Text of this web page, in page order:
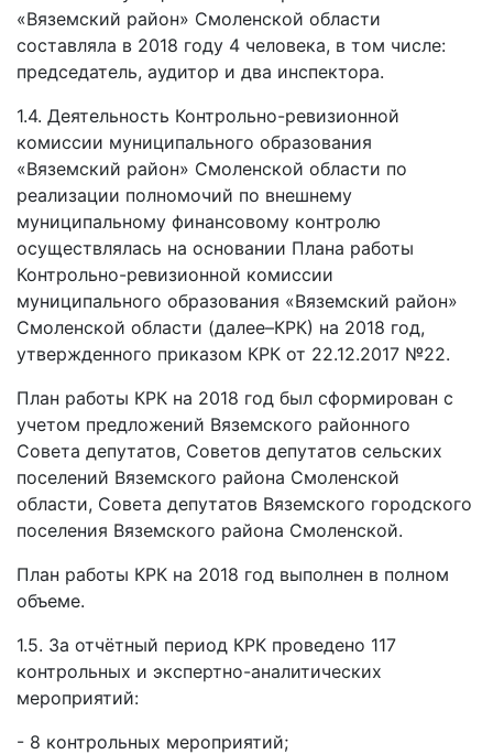
«Вяземский район» Смоленской области
составляла в 2018 году 4 человека, в том числе:
председатель, аудитор и два инспектора.
1.4. Деятельность Контрольно-ревизионной
комиссии муниципального образования
«Вяземский район» Смоленской области по
реализации полномочий по внешнему
муниципальному финансовому контролю
осуществлялась на основании Плана работы
Контрольно-ревизионной комиссии
муниципального образования «Вяземский район»
Смоленской области (далее–КРК) на 2018 год,
утвержденного приказом КРК от 22.12.2017 №22.
План работы КРК на 2018 год был сформирован с
учетом предложений Вяземского районного
Совета депутатов, Советов депутатов сельских
поселений Вяземского района Смоленской
области, Совета депутатов Вяземского городского
поселения Вяземского района Смоленской.
План работы КРК на 2018 год выполнен в полном
объеме.
1.5. За отчётный период КРК проведено 117
контрольных и экспертно-аналитических
мероприятий:
- 8 контрольных мероприятий;